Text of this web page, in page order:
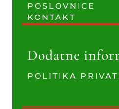
POSLOVNICE
KONTAKT
Dodatne
POLITIKA